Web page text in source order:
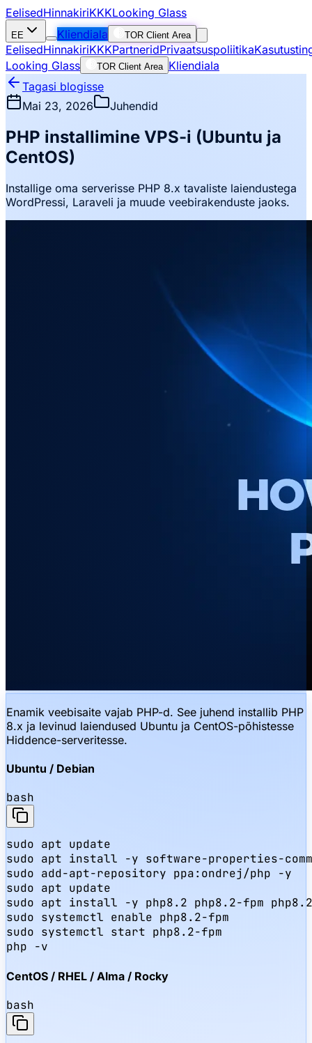
EelisedHinnakiriKKKLooking Glass
EE Kliendiala TOR Client Area
EelisedHinnakiriKKKPartneridPrivaatsuspoliitika
Looking Glass
TOR Client Area Kliendiala
Tagasi blogisse
Mai 23, 2026
Juhendid
PHP installimine VPS-i (Ubuntu ja
CentOS)
Installige oma serverisse PHP 8.x tavaliste laiendustega
WordPressi, Laraveli ja muude veebirakenduste jaoks.
Enamik veebisaite vajab PHP-d. See juhend installib PHP
8.x ja levinud laiendused Ubuntu ja CentOS-põhistesse
Hiddence-serveritesse.
Ubuntu / Debian
bash
sudo apt update
sudo apt install -y software-properties-
sudo add-apt-repository ppa:ondrej/php -y
sudo apt update
sudo apt install -y php8.2 php8.2-fpm
sudo systemctl enable php8.2-fpm
sudo systemctl start php8.2-fpm
php -v
CentOS / RHEL / Alma / Rocky
bash